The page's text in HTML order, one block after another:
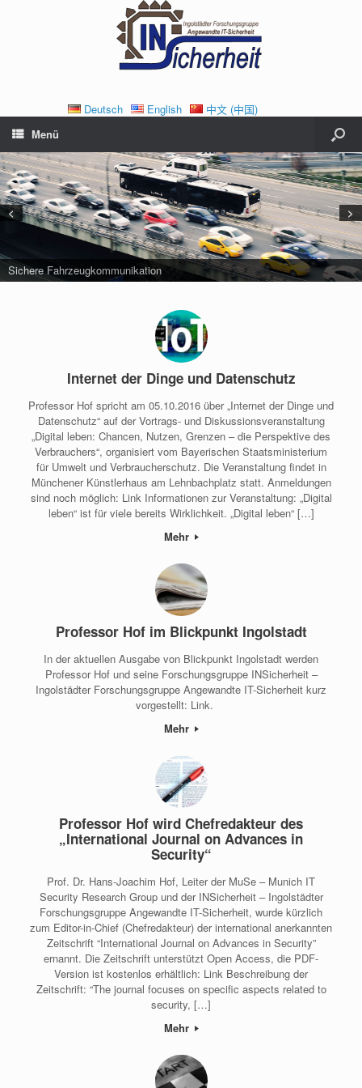
Deutsch English
中文 (中国)
Menü
Sichere Fahrzeugkommunikation
< >
Internet der Dinge und Datenschutz
Professor Hof spricht am 05.10.2016 über „Internet der Dinge und
Datenschutz“ auf der Vortrags- und Diskussionsveranstaltung
„Digital leben: Chancen, Nutzen, Grenzen – die Perspektive des
Verbrauchers“, organisiert vom Bayerischen Staatsministerium
für Umwelt und Verbraucherschutz. Die Veranstaltung findet in
Münchener Künstlerhaus am Lehnbachplatz statt. Anmeldungen
sind noch möglich: Link Informationen zur Veranstaltung: „Digital
leben“ ist für viele bereits Wirklichkeit. „Digital leben“ […]
Mehr
Professor Hof im Blickpunkt Ingolstadt
In der aktuellen Ausgabe von Blickpunkt Ingolstadt werden
Professor Hof und seine Forschungsgruppe INSicherheit –
Ingolstädter Forschungsgruppe Angewandte IT-Sicherheit kurz
vorgestellt: Link.
Mehr
Professor Hof wird Chefredakteur des
„International Journal on Advances in
Security“
Prof. Dr. Hans-Joachim Hof, Leiter der MuSe – Munich IT
Security Research Group und der INSicherheit – Ingolstädter
Forschungsgruppe Angewandte IT-Sicherheit, wurde kürzlich
zum Editor-in-Chief (Chefredakteur) der international anerkannten
Zeitschrift “International Journal on Advances in Security”
ernannt. Die Zeitschrift unterstützt Open Access, die PDF-
Version ist kostenlos erhältlich: Link Beschreibung der
Zeitschrift: “The journal focuses on specific aspects related to
security, […]
Mehr